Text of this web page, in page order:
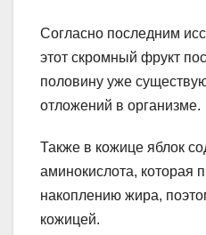
Согласно последним
этот скромный фрукт
половину уже
отложений в организме.
Также в кожице яблок
аминокислота, которая
накоплению жира,
кожицей.